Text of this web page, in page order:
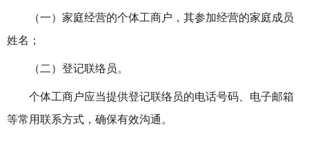
（一）家庭经营的个体工商户，其参加经营的家庭成员
姓名；
（二）登记联络员。
个体工商户应当提供登记联络员的电话号码、电子邮箱
等常用联系方式，确保有效沟通。